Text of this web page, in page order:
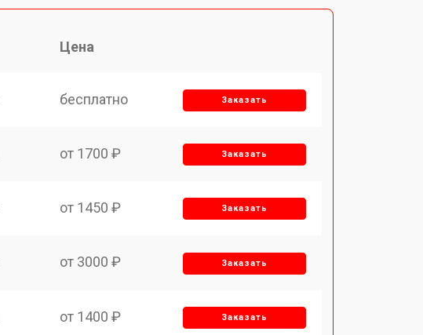
Цена
бесплатно Заказать
от 1700 ₽ Заказать
от 1450 ₽ Заказать
от 3000 ₽ Заказать
от 1400 ₽ Заказать